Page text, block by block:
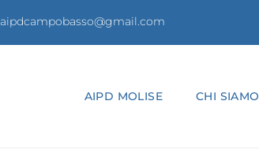
aipdcampobasso@gmail.com
AIPD MOLISE CHI SIAMO